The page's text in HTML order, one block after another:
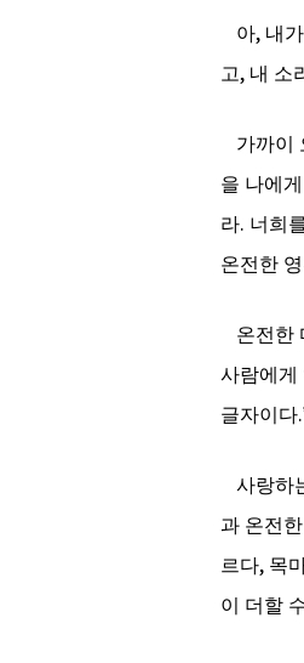
아, 내
고, 내 소
가까이
을 나에
라. 너희
온전한
온전한
사람에게
글자이다
사랑하
과 온전
르다, 목
이 더할